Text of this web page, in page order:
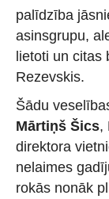
palīdzība
asinsgrupu,
lietoti un citas
Rezevskis.
Šādu
Mārtiņš Šics,
direktora
nelaimes
rokās nonāk